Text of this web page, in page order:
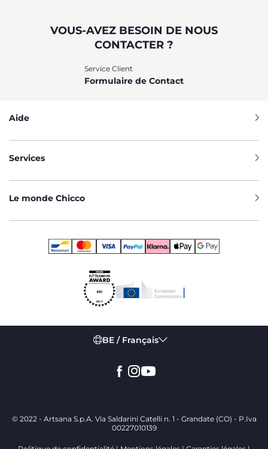
VOUS-AVEZ BESOIN DE NOUS
CONTACTER ?
Service Client
Formulaire de Contact
Aide
Services
Le monde Chicco
BE / Français
© 2022 - Artsana S.p.A. Via Saldarini Catelli n. 1 - Grandate (CO) - P.Iva
00227010139